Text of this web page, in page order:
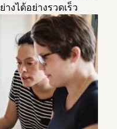
งได้อย่างรวดเร็ว